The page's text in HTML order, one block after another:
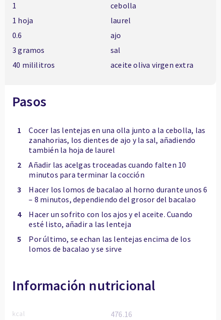
1
cebolla
1 hoja
laurel
0.6
ajo
3 gramos
sal
40 mililitros
aceite oliva virgen extra
Pasos
1
Cocer las lentejas en una olla junto a la cebolla, las
zanahorias, los dientes de ajo y la sal, añadiendo
también la hoja de laurel
2
Añadir las acelgas troceadas cuando falten 10
minutos para terminar la cocción
3
Hacer los lomos de bacalao al horno durante unos 6
– 8 minutos, dependiendo del grosor del bacalao
4
Hacer un sofrito con los ajos y el aceite. Cuando
esté listo, añadir a las lenteja
5
Por último, se echan las lentejas encima de los
lomos de bacalao y se sirve
Información nutricional
kcal 476.16